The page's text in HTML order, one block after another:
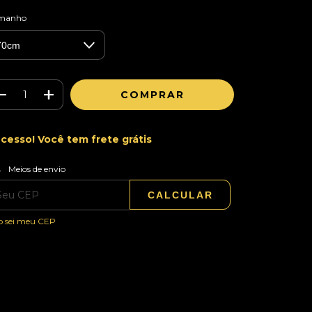
Você tem frete grátis
para o CEP:
Meios de envio
CALCULAR
sei meu CEP